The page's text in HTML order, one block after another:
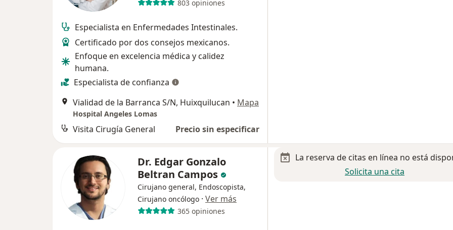
803 opiniones
Especialista en Enfermedades Intestinales.
Certificado por dos consejos mexicanos.
Enfoque en excelencia médica y calidez
humana.
Especialista de confianza
Vialidad de la Barranca S/N, Huixquilucan • Mapa
Hospital Angeles Lomas
Visita Cirugía General Precio sin especificar
Dr. Edgar Gonzalo
Beltran Campos
Cirujano general, Endoscopista,
Cirujano oncólogo · Ver más
365 opiniones
La reserva de citas en línea no está
Solicita una cita